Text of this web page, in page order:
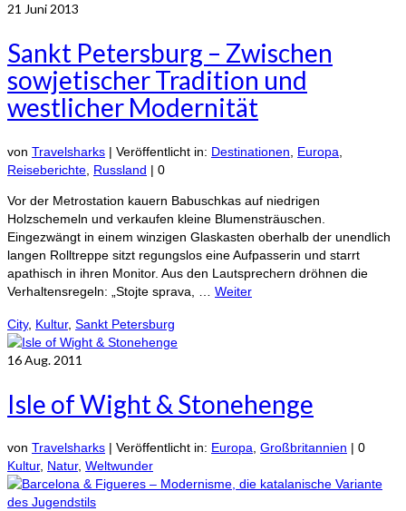
21 Juni 2013
Sankt Petersburg – Zwischen
sowjetischer Tradition und
westlicher Modernität
von Travelsharks | Veröffentlicht in: Destinationen Europa
Reiseberichte Russland | 0
Vor der Metrostation kauern Babuschkas auf niedrigen
Holzschemeln und verkaufen kleine Blumensträuschen.
Eingezwängt in einem winzigen Glaskasten oberhalb der unendlich
langen Rolltreppe sitzt regungslos eine Aufpasserin und starrt
apathisch in ihren Monitor. Aus den Lautsprechern dröhnen die
Verhaltensregeln: „Stojte sprava, … Weiter
City, Kultur, Sankt Petersburg
16Aug. 2011
Isle of Wight & Stonehenge
von Travelsharks | Veröffentlicht in: Europa Großbritannien | 0
Kultur, Natur, Weltwunder